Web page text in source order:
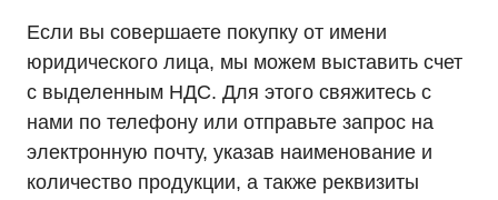
Если вы совершаете покупку от имени
юридического лица, мы можем выставить счет
с выделенным НДС. Для этого свяжитесь с
нами по телефону или отправьте запрос на
электронную почту, указав наименование и
количество продукции, а также реквизиты
г. Москва, 2-й Южнопортовый
проезд, д. 10, стр. 11